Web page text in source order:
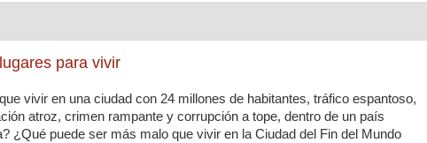
para vivir
vivir en una ciudad con 24 millones de habitantes, tráfico espantoso,
atroz, crimen rampante y corrupción a tope, dentro de un país
¿Qué puede ser más malo que vivir en la Ciudad del Fin del Mundo